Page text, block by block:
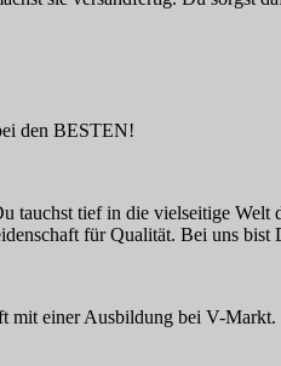
den BESTEN!
tief in die vielseitige
für Qualität. Bei uns
mit einer Ausbildung bei V-Markt.